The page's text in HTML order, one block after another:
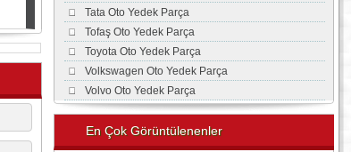
Tata Oto Yedek Parça
Tofaş Oto Yedek Parça
Toyota Oto Yedek Parça
Volkswagen Oto Yedek Parça
Volvo Oto Yedek Parça
En Çok Görüntülenenler